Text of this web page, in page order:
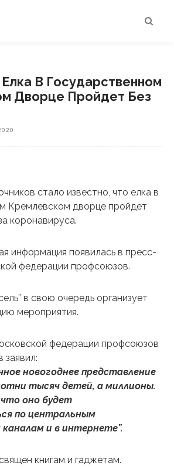
В Государственном
Дворце Пройдет Без
стало известно, что елка в
Кремлевском дворце пройдет
коронавируса.
информация появилась в пресс-
федерации профсоюзов.
в свою очередь организует
мероприятия.
федерации профсоюзов
заявил:
новогоднее представление
тысяч детей, а миллионы.
оно будет
по центральным
и в интернете”.
книгам и гаджетам.